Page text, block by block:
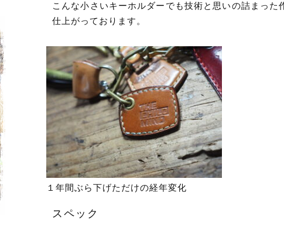
こんな小さいキーホルダーでも技術と思いの詰まった
仕上がっております。
１年間ぶら下げただけの経年変化
スペック